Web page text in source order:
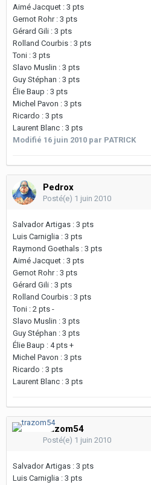
Aimé Jacquet : 3 pts
Gernot Rohr : 3 pts
Gérard Gili : 3 pts
Rolland Courbis : 3 pts
Toni : 3 pts
Slavo Muslin : 3 pts
Guy Stéphan : 3 pts
Élie Baup : 3 pts
Michel Pavon : 3 pts
Ricardo : 3 pts
Laurent Blanc : 3 pts
Modifié 16 juin 2010 par PATRICK
Pedrox
Posté(e) 1 juin 2010
Salvador Artigas : 3 pts
Luis Carniglia : 3 pts
Raymond Goethals : 3 pts
Aimé Jacquet : 3 pts
Gernot Rohr : 3 pts
Gérard Gili : 3 pts
Rolland Courbis : 3 pts
Toni : 2 pts -
Slavo Muslin : 3 pts
Guy Stéphan : 3 pts
Élie Baup : 4 pts +
Michel Pavon : 3 pts
Ricardo : 3 pts
Laurent Blanc : 3 pts
trazom54
Posté(e) 1 juin 2010
Salvador Artigas : 3 pts
Luis Carniglia : 3 pts